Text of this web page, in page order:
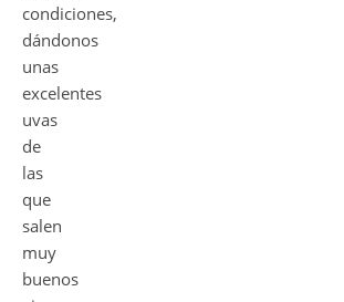
condiciones,
dándonos
unas
excelentes
uvas
de
las
que
salen
muy
buenos